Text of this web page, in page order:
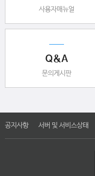
사용자매뉴얼
Q&A
문의게시판
공지사항 서버 및 서비스상태